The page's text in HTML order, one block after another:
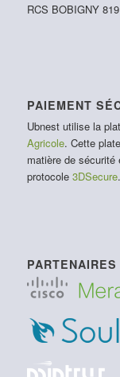
RCS BOBIGNY
PAIEMENT
Ubnest utilise la
Agricole. Cette
matière de
protocole 3DSecure.
PARTENAIRES